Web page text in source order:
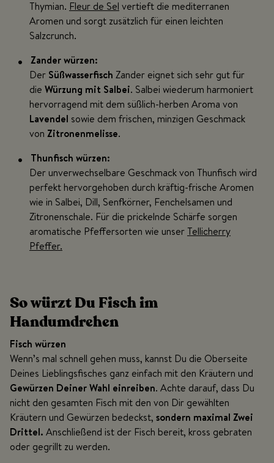
Thymian. Fleur de Sel vertieft die mediterranen
Aromen und sorgt zusätzlich für einen leichten
Salzcrunch.
Zander würzen:
Der Süßwasserfisch Zander eignet sich sehr gut für
die Würzung mit Salbei. Salbei wiederum harmoniert
hervorragend mit dem süßlich-herben Aroma von
Lavendel sowie dem frischen, minzigen Geschmack
von Zitronenmelisse.
Thunfisch würzen:
Der unverwechselbare Geschmack von Thunfisch wird
perfekt hervorgehoben durch kräftig-frische Aromen
wie in Salbei, Dill, Senfkörner, Fenchelsamen und
Zitronenschale. Für die prickelnde Schärfe sorgen
aromatische Pfeffersorten wie unserTellicherry
Pfeffer.
So würzt Du Fisch im
Handumdrehen
Fisch würzen
Wenn’s mal schnell gehen muss, kannst Du die Oberseite
Deines Lieblingsfisches ganz einfach mit den Kräutern und
Gewürzen Deiner Wahl einreiben. Achte darauf, dass Du
nicht den gesamten Fisch mit den von Dir gewählten
Kräutern und Gewürzen bedeckst, sondern maximal Zwei
Drittel. Anschließend ist der Fisch bereit, kross gebraten
oder gegrillt zu werden.